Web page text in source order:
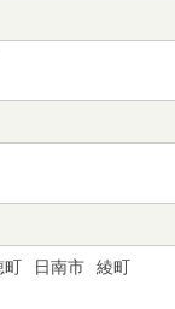
町 日南市
綾町